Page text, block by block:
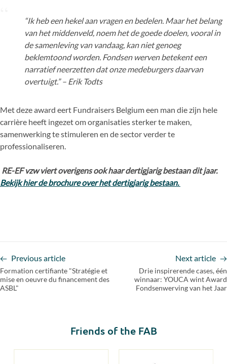
“Ik heb een hekel aan vragen en bedelen. Maar het belang
van het middenveld, noem het de goede doelen, vooral in
de samenleving van vandaag, kan niet genoeg
beklemtoond worden. Fondsen werven betekent een
narratief neerzetten dat onze medeburgers daarvan
overtuigt.” – Erik Todts
Met deze award eert Fundraisers Belgium een man die zijn hele
carrière heeft ingezet om organisaties sterker te maken,
samenwerking te stimuleren en de sector verder te
professionaliseren.
RE-EF vzw viert overigens ook haar dertigjarig bestaan dit jaar.
Bekijk hier de brochure over het dertigjarig bestaan.
Previous article
Formation certifiante "Stratégie et
mise en oeuvre du financement des
ASBL"
Next article
Drie inspirerende cases, één
winnaar: YOUCA wint Award
Fondsenwerving van het Jaar
Friends of the FAB